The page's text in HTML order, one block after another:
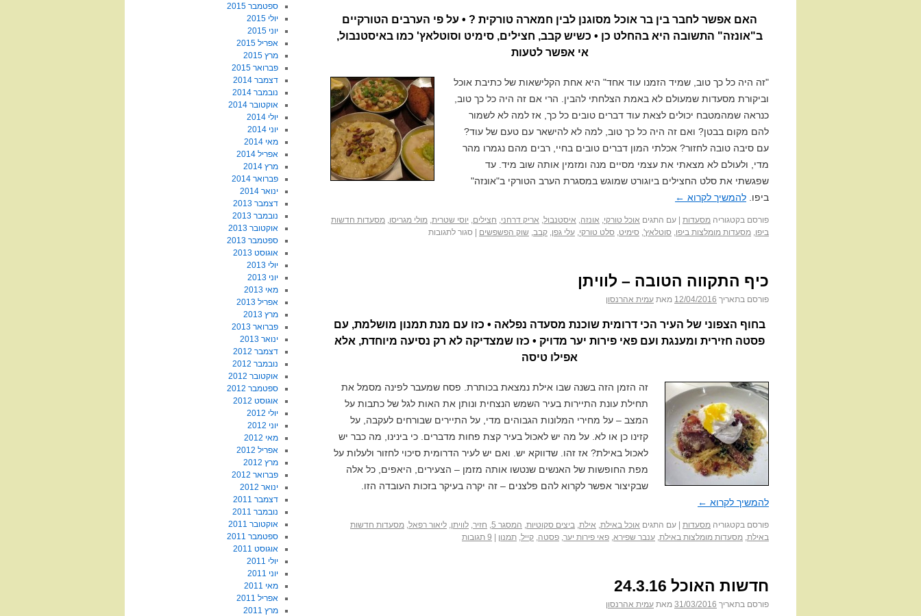
האם אפשר לחבר בין בר אוכל מסוגנן לבין חמארה טורקית ? • על פי הערבים הטורקיים
ב"אונזה" התשובה היא בהחלט כן • כשיש קבב, חצילים, סימיט וסוטלאץ' כמו באיסטנבול,
אי אפשר לטעות
"זה היה כל כך טוב, שמיד הזמנו עוד אחד" היא אחת הקלישאות של כתיבת אוכל
וביקורת מסעדות שמעולם לא באמת הצלחתי להבין. הרי אם זה היה כל כך טוב,
כנראה שמהמטבח יכולים לצאת עוד דברים טובים כל כך, אז למה לא לשמור
להם מקום בבטן? ואם זה היה כל כך טוב, למה לא להישאר עם טעם של עוד?
עם סיבה טובה לחזור? אכלתי המון דברים טובים בחיי, רבים מהם נגמרו מהר
מדי, ולעולם לא מצאתי את עצמי מסיים מנה ומזמין אותה שוב מיד. עד
שפגשתי את סלט החצילים ביוגורט שמוגש במסגרת הערב הטורקי ב"אונזה"
ביפו. להמשיך לקרוא ←
פורסם בקטגוריה מסעדות עם התגים אוכל טורקי, אונזה, איסטנבול, אריק דרחני, חצילים, יוסי שטרית, מולי מגריסו, מסעדות חדשות
ביפו, מסעדות מומלצות ביפו, סוטלאץ', סימיט, סלט טורקי, עלי גפן, קבב, שוק הפשפשים סגור לתגובות
כיף התקווה הטובה – לוויתן
פורסם בתאריך 12/04/2016 מאת עמית אהרנסון
בחוף הצפוני של העיר הכי דרומית שוכנת מסעדה נפלאה • כזו עם מנת תמנון מושלמת, עם
פסטה חזירית ומענגת ועם פאי פירות יער מדויק • כזו שמצדיקה לא רק נסיעה מיוחדת, אלא
אפילו טיסה
זה הזמן הזה בשנה שבו אילת נמצאת בכותרת. פסח שמעבר לפינה מסמל את
תחילת עונת התיירות בעיר השמש הנצחית ונותן את האות לגל של כתבות על
המצב – על מחירי המלונות הגבוהים מדי, על התיירים שבורחים לעקבה, על
קזינו כן או לא. על מה יש לאכול בעיר קצת פחות מדברים. כי בינינו, מה כבר יש
לאכול באילת? אז זהו. שדווקא יש. ואם יש לעיר הדרומית סיכוי לחזור ולעלות על
מפת החופשות של האנשים שנטשו אותה מזמן – הצעירים, היאפים, כל אלה
שבקיצור אפשר לקרוא להם פלצנים – זה יקרה בעיקר בזכות העובדה הזו.
להמשיך לקרוא ←
פורסם בקטגוריה מסעדות עם התגים אוכל באילת, אילת, ביצים סקוטיות, המסגר 5 , חזיר, לוויתן, ליאור רפאל, מסעדות חדשות
באילת, מסעדות מומלצות באילת, ענבר שפירא, פאי פירות יער, פסטה, קייל, תמנון 9 תגובות
חדשות האוכל 24.3.16
פורסם בתאריך 31/03/2016 מאת עמית אהרנסון
ספטמבר 2015
יולי 2015
יוני 2015
אפריל 2015
מרץ 2015
פברואר 2015
דצמבר 2014
נובמבר 2014
אוקטובר 2014
יולי 2014
יוני 2014
מאי 2014
אפריל 2014
מרץ 2014
פברואר 2014
ינואר 2014
דצמבר 2013
נובמבר 2013
אוקטובר 2013
ספטמבר 2013
אוגוסט 2013
יולי 2013
יוני 2013
מאי 2013
אפריל 2013
מרץ 2013
פברואר 2013
ינואר 2013
דצמבר 2012
נובמבר 2012
אוקטובר 2012
ספטמבר 2012
אוגוסט 2012
יולי 2012
יוני 2012
מאי 2012
אפריל 2012
מרץ 2012
פברואר 2012
ינואר 2012
דצמבר 2011
נובמבר 2011
אוקטובר 2011
ספטמבר 2011
אוגוסט 2011
יולי 2011
יוני 2011
מאי 2011
אפריל 2011
מרץ 2011